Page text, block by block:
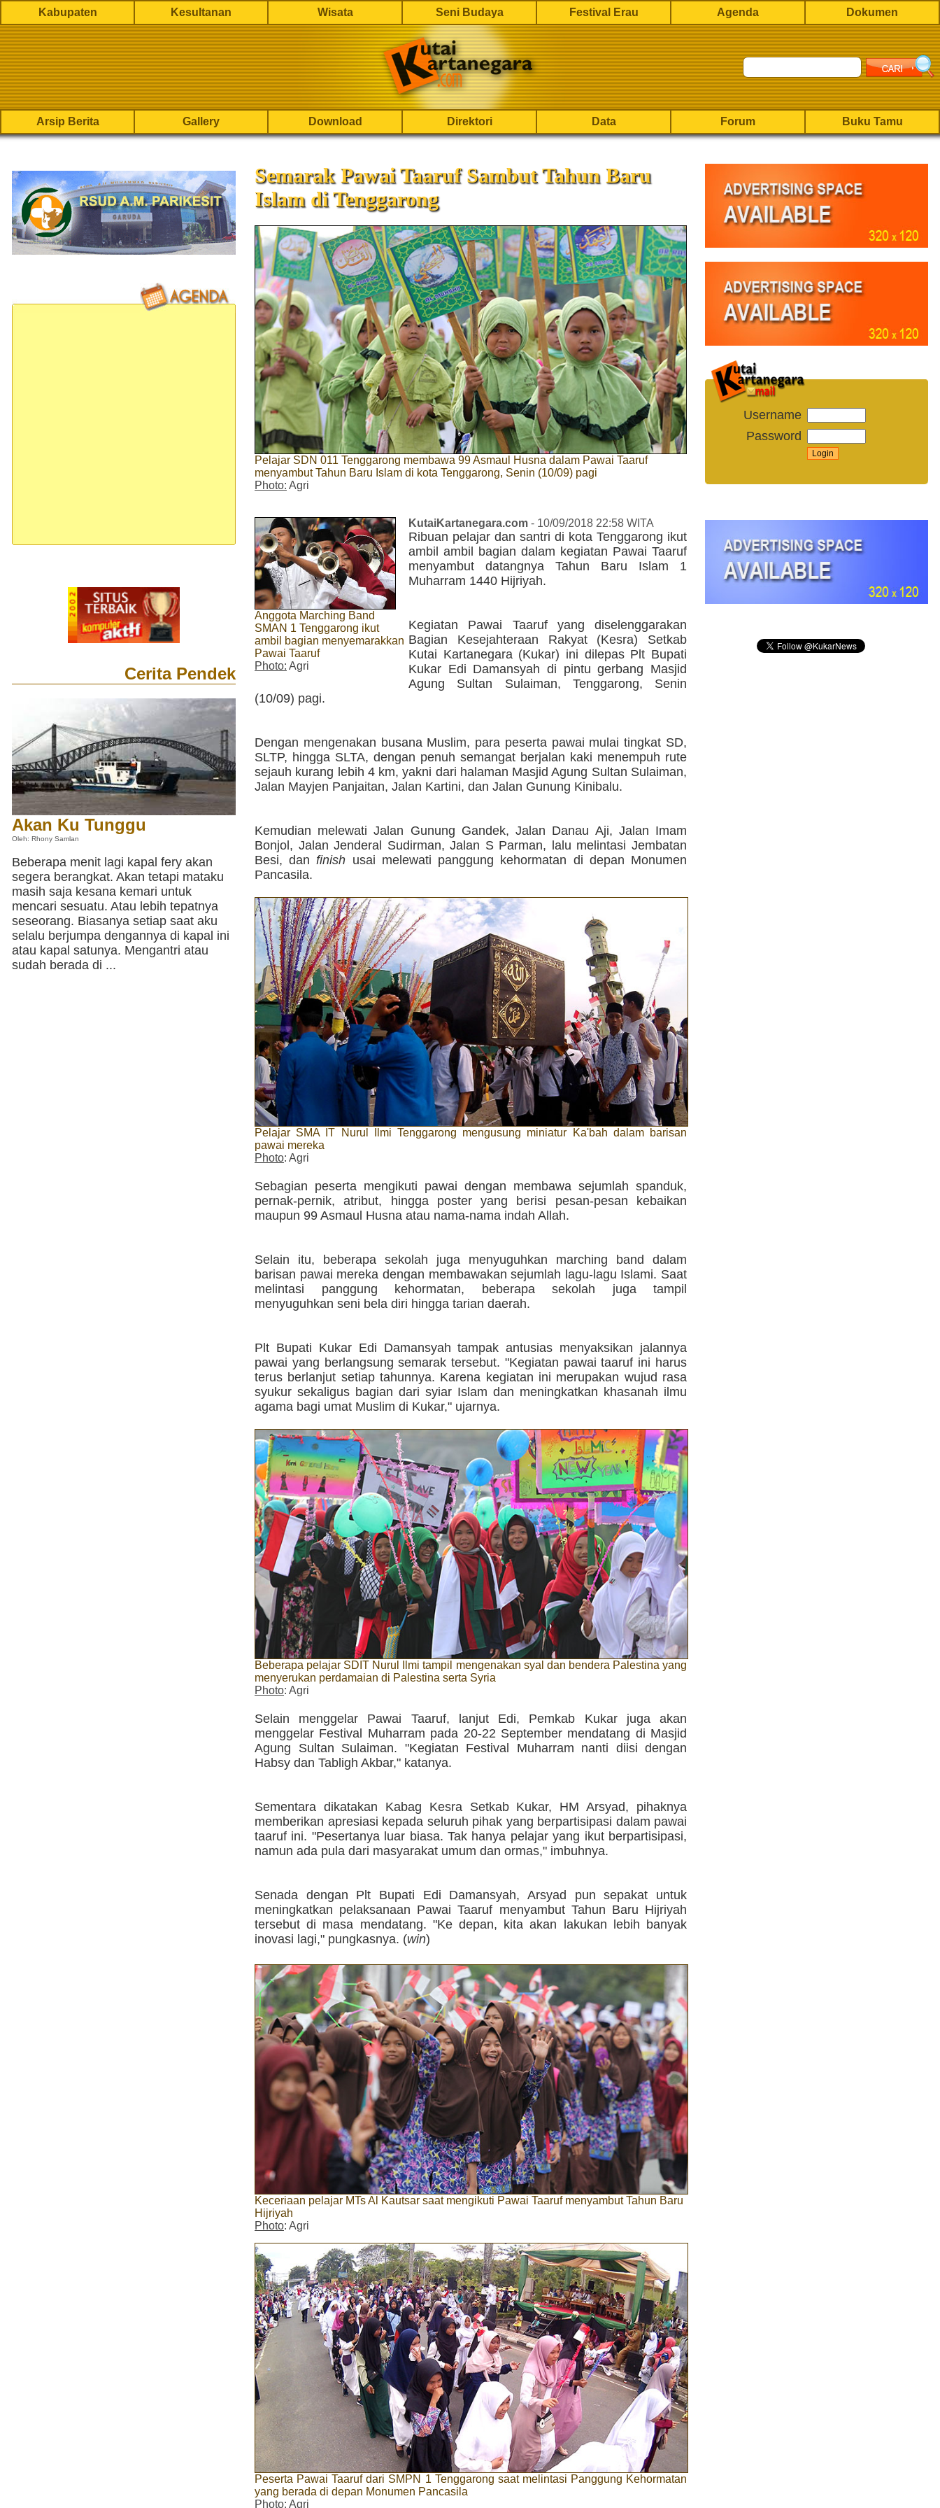
Kabupaten Kesultanan Wisata Seni Budaya Festival Erau Agenda Dokumen
Arsip Berita Gallery Download Direktori Data Forum Buku Tamu
Cerita Pendek
Akan Ku Tunggu
Oleh: Rhony Samlan
Beberapa menit lagi kapal fery akan
segera berangkat. Akan tetapi mataku
masih saja kesana kemari untuk
mencari sesuatu. Atau lebih tepatnya
seseorang. Biasanya setiap saat aku
selalu berjumpa dengannya di kapal ini
atau kapal satunya. Mengantri atau
sudah berada di ...
Semarak Pawai Taaruf Sambut Tahun Baru
Islam di Tenggarong
Pelajar SDN 011 Tenggarong membawa 99 Asmaul Husna dalam Pawai Taaruf
menyambut Tahun Baru Islam di kota Tenggarong, Senin (10/09) pagi
Photo: Agri
Anggota Marching Band
SMAN 1 Tenggarong ikut
ambil bagian menyemarakkan
Pawai Taaruf
Photo: Agri
KutaiKartanegara.com - 10/09/2018 22:58 WITA
Ribuan pelajar dan santri di kota Tenggarong ikut
ambil ambil bagian dalam kegiatan Pawai Taaruf
menyambut datangnya Tahun Baru Islam 1
Muharram 1440 Hijriyah.
Kegiatan Pawai Taaruf yang diselenggarakan
Bagian Kesejahteraan Rakyat (Kesra) Setkab
Kutai Kartanegara (Kukar) ini dilepas Plt Bupati
Kukar Edi Damansyah di pintu gerbang Masjid
Agung Sultan Sulaiman, Tenggarong, Senin
(10/09) pagi.
Dengan mengenakan busana Muslim, para peserta pawai mulai tingkat SD,
SLTP, hingga SLTA, dengan penuh semangat berjalan kaki menempuh rute
sejauh kurang lebih 4 km, yakni dari halaman Masjid Agung Sultan Sulaiman,
Jalan Mayjen Panjaitan, Jalan Kartini, dan Jalan Gunung Kinibalu.
Kemudian melewati Jalan Gunung Gandek, Jalan Danau Aji, Jalan Imam
Bonjol, Jalan Jenderal Sudirman, Jalan S Parman, lalu melintasi Jembatan
Besi, danfinish usai melewati panggung kehormatan di depan Monumen
Pancasila.
Pelajar SMA IT Nurul Ilmi Tenggarong mengusung miniatur Ka'bah dalam barisan
pawai mereka
Photo: Agri
Sebagian peserta mengikuti pawai dengan membawa sejumlah spanduk,
pernak-pernik, atribut, hingga poster yang berisi pesan-pesan kebaikan
maupun 99 Asmaul Husna atau nama-nama indah Allah.
Selain itu, beberapa sekolah juga menyuguhkan marching band dalam
barisan pawai mereka dengan membawakan sejumlah lagu-lagu Islami. Saat
melintasi panggung kehormatan, beberapa sekolah juga tampil
menyuguhkan seni bela diri hingga tarian daerah.
Plt Bupati Kukar Edi Damansyah tampak antusias menyaksikan jalannya
pawai yang berlangsung semarak tersebut. "Kegiatan pawai taaruf ini harus
terus berlanjut setiap tahunnya. Karena kegiatan ini merupakan wujud rasa
syukur sekaligus bagian dari syiar Islam dan meningkatkan khasanah ilmu
agama bagi umat Muslim di Kukar," ujarnya.
Beberapa pelajar SDIT Nurul Ilmi tampil mengenakan syal dan bendera Palestina yang
menyerukan perdamaian di Palestina serta Syria
Photo: Agri
Selain menggelar Pawai Taaruf, lanjut Edi, Pemkab Kukar juga akan
menggelar Festival Muharram pada 20-22 September mendatang di Masjid
Agung Sultan Sulaiman. "Kegiatan Festival Muharram nanti diisi dengan
Habsy dan Tabligh Akbar," katanya.
Sementara dikatakan Kabag Kesra Setkab Kukar, HM Arsyad, pihaknya
memberikan apresiasi kepada seluruh pihak yang berpartisipasi dalam pawai
taaruf ini. "Pesertanya luar biasa. Tak hanya pelajar yang ikut berpartisipasi,
namun ada pula dari masyarakat umum dan ormas," imbuhnya.
Senada dengan Plt Bupati Edi Damansyah, Arsyad pun sepakat untuk
meningkatkan pelaksanaan Pawai Taaruf menyambut Tahun Baru Hijriyah
tersebut di masa mendatang. "Ke depan, kita akan lakukan lebih banyak
inovasi lagi," pungkasnya. (win)
Keceriaan pelajar MTs Al Kautsar saat mengikuti Pawai Taaruf menyambut Tahun Baru
Hijriyah
Photo: Agri
Peserta Pawai Taaruf dari SMPN 1 Tenggarong saat melintasi Panggung Kehormatan
yang berada di depan Monumen Pancasila
Photo: Agri
Username
Password